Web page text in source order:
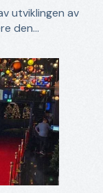
utviklingen av
den...